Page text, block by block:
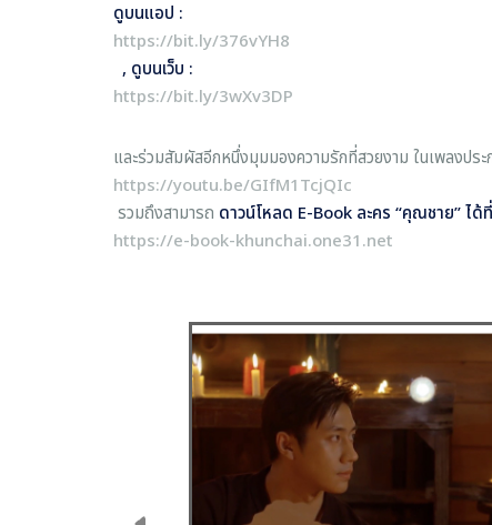
ดูบนแอป :
https://bit.ly/376vYH8
, ดูบนเว็บ :
https://bit.ly/3wXv3DP
และร่วมสัมผัสอีกหนึ่งมุมมองความรักที่สวยงาม ในเพลงประ
https://youtu.be/GIfM1TcjQIc
รวมถึงสามารถ ดาวน์โหลด E-Book ละคร “คุณชาย” ได้ที่
https://e-book-khunchai.one31.net